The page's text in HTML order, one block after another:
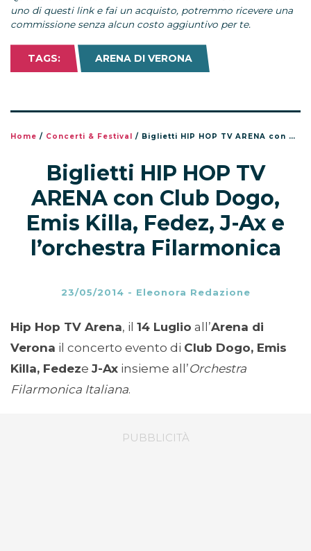
uno di questi link e fai un acquisto, potremmo ricevere una
commissione senza alcun costo aggiuntivo per te.
TAGS: ARENA DI VERONA
Home / Concerti & Festival / Biglietti HIP HOP TV ARENA con Club Dogo, Emis Killa, Fedez, J-Ax e l’orchestra Filarmonica
Biglietti HIP HOP TV
ARENA con Club Dogo,
Emis Killa, Fedez, J-Ax e
l’orchestra Filarmonica
23/05/2014 - Eleonora Redazione
Hip Hop TV Arena, il 14 Luglio all’Arena di
Verona il concerto evento di Club Dogo, Emis
Killa, Fedeze J-Ax insieme all’Orchestra
Filarmonica Italiana.